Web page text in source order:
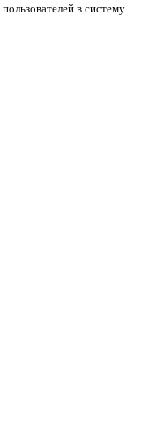
пользователей в систему